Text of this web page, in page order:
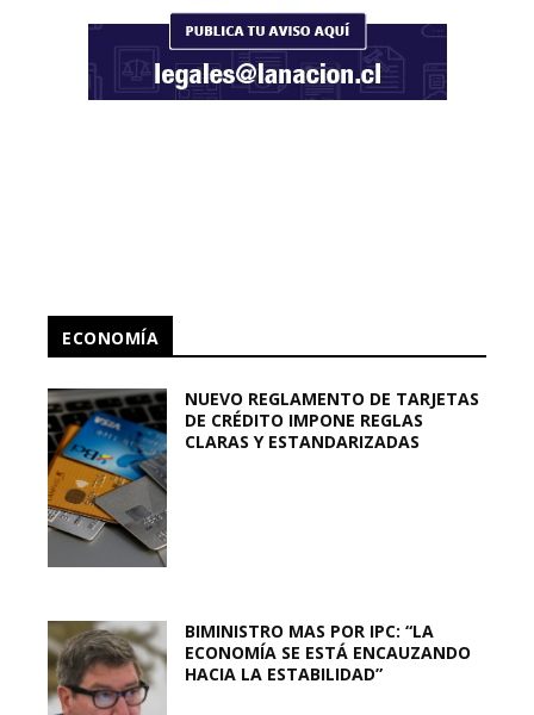
ECONOMÍA
NUEVO REGLAMENTO DE TARJETAS
DE CRÉDITO IMPONE REGLAS
CLARAS Y ESTANDARIZADAS
BIMINISTRO MAS POR IPC: “LA
ECONOMÍA SE ESTÁ ENCAUZANDO
HACIA LA ESTABILIDAD”